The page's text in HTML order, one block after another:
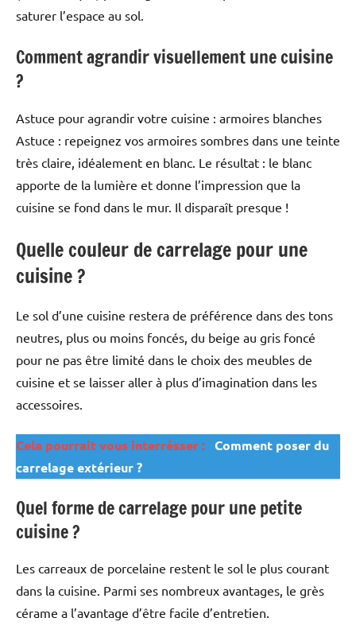
saturer l’espace au sol.
Comment agrandir visuellement une cuisine
?
Astuce pour agrandir votre cuisine : armoires blanches
Astuce : repeignez vos armoires sombres dans une teinte
très claire, idéalement en blanc. Le résultat : le blanc
apporte de la lumière et donne l’impression que la
cuisine se fond dans le mur. Il disparaît presque !
Quelle couleur de carrelage pour une
cuisine ?
Le sol d’une cuisine restera de préférence dans des tons
neutres, plus ou moins foncés, du beige au gris foncé
pour ne pas être limité dans le choix des meubles de
cuisine et se laisser aller à plus d’imagination dans les
accessoires.
Cela pourrait vous interrésser : Comment poser du
carrelage extérieur ?
Quel forme de carrelage pour une petite
cuisine ?
Les carreaux de porcelaine restent le sol le plus courant
dans la cuisine. Parmi ses nombreux avantages, le grès
cérame a l’avantage d’être facile d’entretien.